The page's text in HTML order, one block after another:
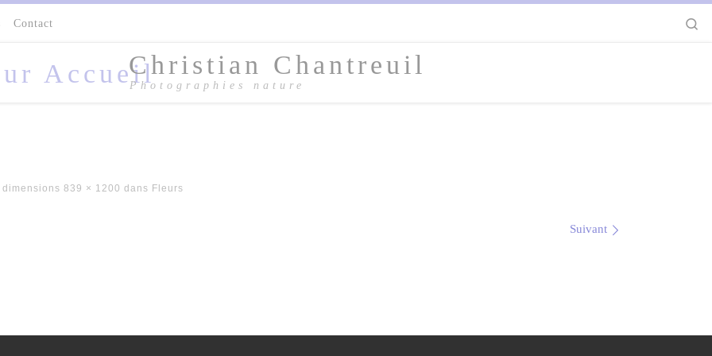
Contact
Christian Chantreuil
Photographies nature
dimensions 839 × 1200 dans Fleurs
Suivant